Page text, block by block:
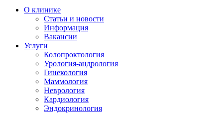
О клинике
Статьи и новости
Информация
Вакансии
Услуги
Колопроктология
Урология-андрология
Гинекология
Маммология
Неврология
Кардиология
Эндокринология